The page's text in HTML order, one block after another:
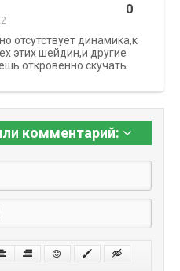
0
отсутствует динамика,к
этих шейдин,и другие
откровенно скучать.
комментарий: